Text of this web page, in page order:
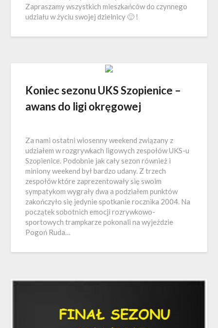
Zapraszamy wszystkich mieszkańców do czynnego
udziału w życiu swojej dzielnicy 🙂 !
Koniec sezonu UKS Szopienice –
awans do ligi okręgowej
Za nami ostatni wiosenny weekend związany z
udziałem w rozgrywkach ligowych zespołów UKS-u
Szopienice. Podobnie jak cały sezon również i
miniony weekend był bardzo udany. Z trzech
zespołów które zaprezentowały się swoim
sympatykom wygrały dwa a podziałem punktów
zakończyło się jedynie spotkanie rocznika 2004. Na
początek sobotnich emocji rozrywkowo-
sportowych trampkarze pokonali na wyjeździe
Pogoń Ruda…